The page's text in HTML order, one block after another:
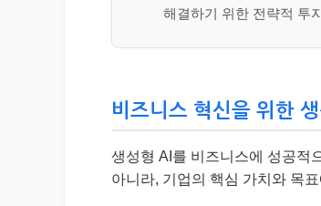
해결하기 위한 전략적 투
비즈니스 혁신을 위한
생성형 AI를 비즈니스에 성공적
아니라, 기업의 핵심 가치와 목